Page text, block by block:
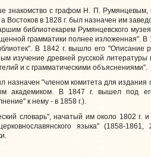
с графом Н. П. Румянцевым,
в 1828 г. был назначен им
библиотекарем Румянцевского
грамматики полнее изложенная". В
В 1842 г. вышло его "Описание
изучение древней русской литературы
и с грамматическими объяснениями".
"членом комитета для издания
академиком. В 1847 г. вышел под
к нему - в 1858 г.).
словарь", начатый им около 1802 г.
языка" (1858-1861,